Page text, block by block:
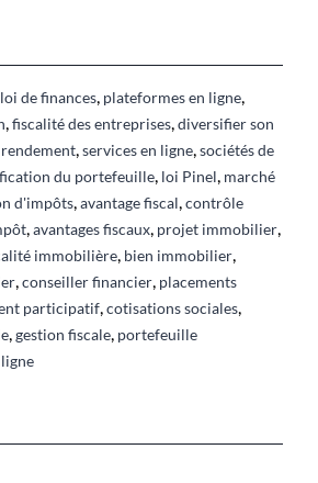
loi de finances, plateformes en ligne,
,fiscalité des entreprises,diversifier son
,services en ligne,sociétés de
du portefeuille, loi Pinel, marché
d'impôts,avantage fiscal,contrôle
,avantages fiscaux, projet immobilier,
immobilière, bien immobilier,
,conseiller financier, placements
participatif,cotisations sociales,
,gestion fiscale, portefeuille